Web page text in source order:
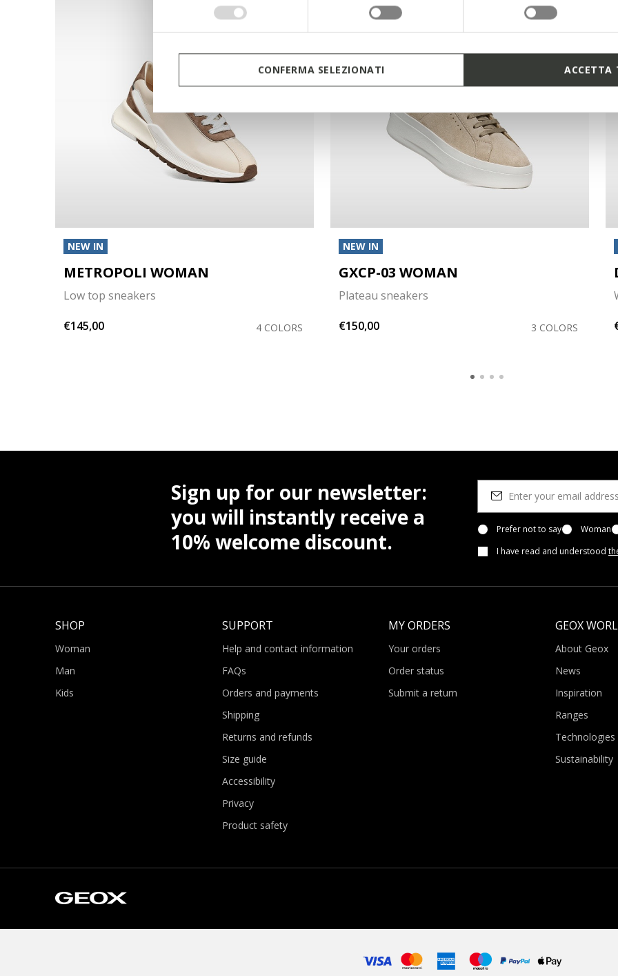
CONFERMA SELEZIONATI ACCETTA
NEW IN
METROPOLI WOMAN
Low top sneakers
€145,00
4 COLORS
NEW IN
GXCP-03 WOMAN
Plateau sneakers
€150,00
3 COLORS
Sign up for our newsletter:
you will instantly receive a
10% welcome discount.
Prefer not to say
Woman
I have read and understood
SHOP
Woman
Man
Kids
SUPPORT
Help and contact information
FAQs
Orders and payments
Shipping
Returns and refunds
Size guide
Accessibility
Privacy
Product safety
MY ORDERS
Your orders
Order status
Submit a return
GEOX
About Geox
News
Inspiration
Ranges
Technologies
Sustainability